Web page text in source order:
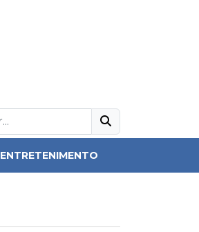
ENTRETENIMENTO